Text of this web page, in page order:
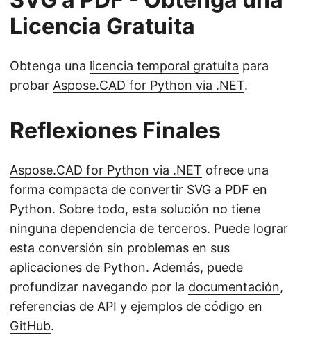
Licencia Gratuita
Obtenga una licencia temporal gratuita para
probar Aspose.CAD for Python via .NET.
Reflexiones Finales
Aspose.CAD for Python via .NET ofrece una
forma compacta de convertir SVG a PDF en
Python. Sobre todo, esta solución no tiene
ninguna dependencia de terceros. Puede lograr
esta conversión sin problemas en sus
aplicaciones de Python. Además, puede
profundizar navegando por la documentación,
referencias de API y ejemplos de código en
GitHub.